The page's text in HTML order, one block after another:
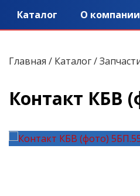
Каталог О компании
Главная / Каталог/
Контакт КБВ